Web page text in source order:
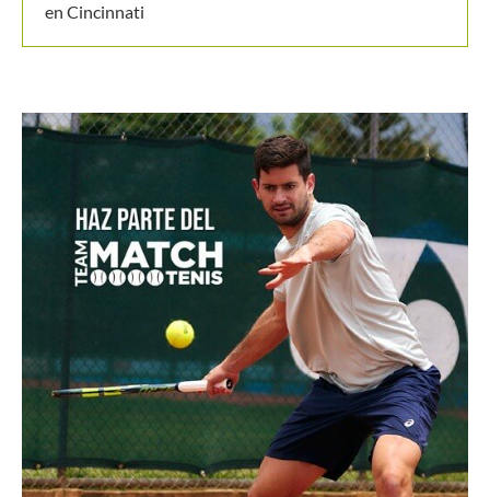
en Cincinnati